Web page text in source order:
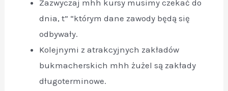
Zazwyczaj mhh kursy musimy czekać do
dnia, t” “którym dane zawody będą się
odbywały.
Kolejnymi z atrakcyjnych zakładów
bukmacherskich mhh żużel są zakłady
długoterminowe.